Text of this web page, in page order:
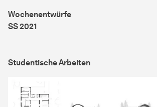
Wochenentwürfe
SS 2021
Studentische Arbeiten